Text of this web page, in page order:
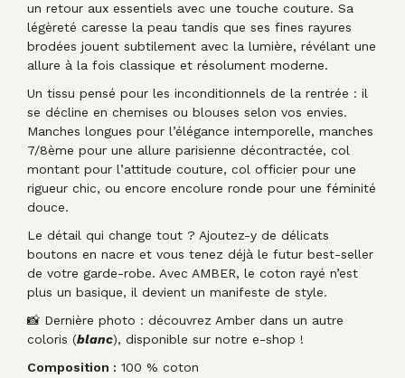
un retour aux essentiels avec une touche couture. Sa
légèreté caresse la peau tandis que ses fines rayures
brodées jouent subtilement avec la lumière, révélant une
allure à la fois classique et résolument moderne.
Un tissu pensé pour les inconditionnels de la rentrée : il
se décline en chemises ou blouses selon vos envies.
Manches longues pour l’élégance intemporelle, manches
7/8ème pour une allure parisienne décontractée, col
montant pour l’attitude couture, col officier pour une
rigueur chic, ou encore encolure ronde pour une féminité
douce.
Le détail qui change tout ? Ajoutez-y de délicats
boutons en nacre et vous tenez déjà le futur best-seller
de votre garde-robe. Avec AMBER, le coton rayé n’est
plus un basique, il devient un manifeste de style.
📸 Dernière photo : découvrez Amber dans un autre
coloris (blanc), disponible sur notre e-shop !
Composition : 100 % coton